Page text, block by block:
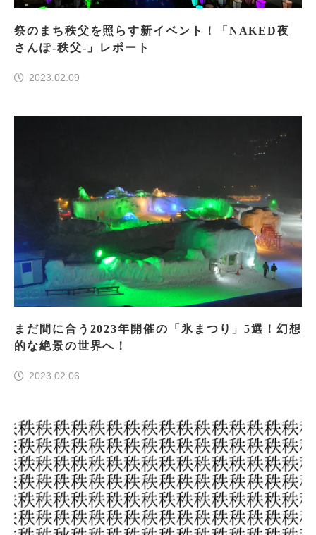
祭のまち秩父を照らす新イベント！「NAKED夜
さんぽ-秩父-」レポート
2023.02.09
まだ間に合う2023年開催の「氷まつり」5選！幻想
的な絶景の世界へ！
2023.02.06